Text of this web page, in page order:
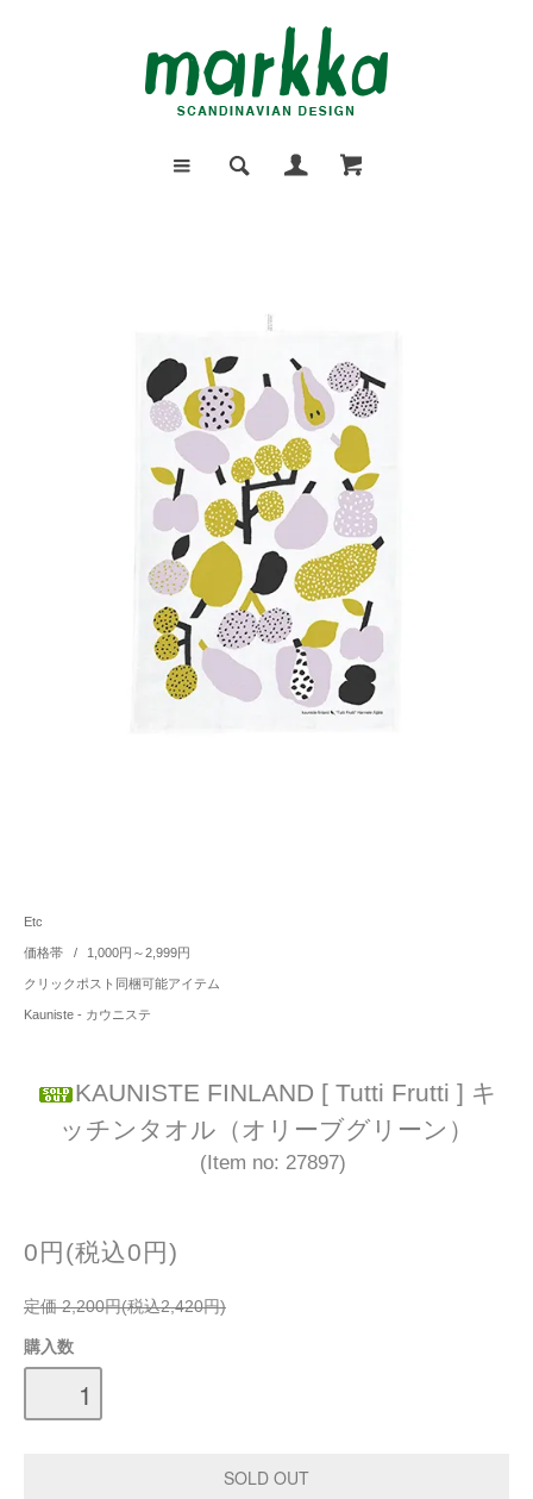
Etc
価格帯 / 1,000円～2,999円
クリックポスト同梱可能アイテム
Kauniste - カウニステ
KAUNISTE FINLAND [ Tutti Frutti ] キ
ッチンタオル（オリーブグリーン）
(Item no: 27897)
0円(税込0円)
定価 2,200円(税込2,420円)
購入数